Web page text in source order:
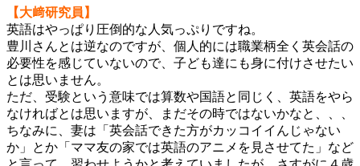
【大﨑研究員】
英語はやっぱり圧倒的な人気っぷりですね。
豊川さんとは逆なのですが、個人的には職業柄全く英会話の
必要性を感じていないので、子ども達にも身に付けさせたい
とは思いません。
ただ、受験という意味では算数や国語と同じく、英語をやら
なければとは思いますが、まだその時ではないかなと、、、
ちなみに、妻は「英会話できた方がカッコイイんじゃない
か」とか「ママ友の家では英語のアニメを見させてた」など